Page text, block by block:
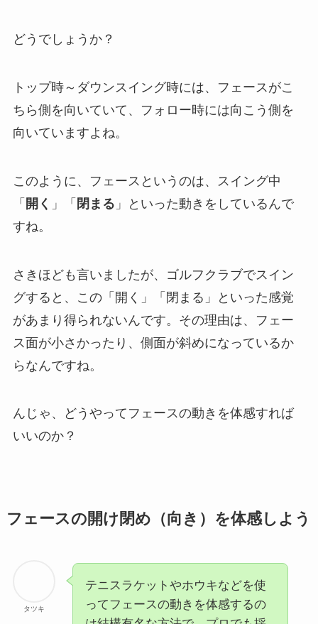
どうでしょうか？
トップ時～ダウンスイング時には、フェースがこ
ちら側を向いていて、フォロー時には向こう側を
向いていますよね。
このように、フェースというのは、スイング中
「 開く 」「 閉まる 」といった動きをしているんで
すね。
さきほども言いましたが、ゴルフクラブでスイン
グすると、この「開く」「閉まる」といった感覚
があまり得られないんです。その理由は、フェー
ス面が小さかったり、側面が斜めになっているか
らなんですね。
んじゃ、どうやってフェースの動きを体感すれば
いいのか？
フェースの開け閉め（向き）を体感しよう
タツキ
テニスラケットやホウキなどを使
ってフェースの動きを体感するの